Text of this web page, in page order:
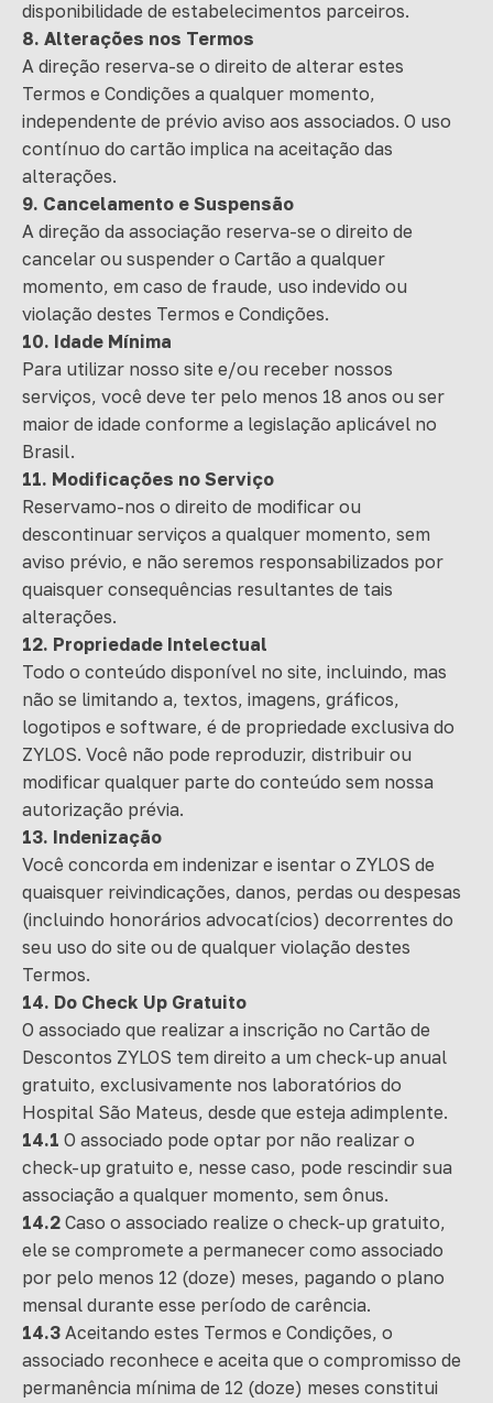
disponibilidade de estabelecimentos parceiros.
8. Alterações nos Termos
A direção reserva-se o direito de alterar estes
Termos e Condições a qualquer momento,
independente de prévio aviso aos associados. O uso
contínuo do cartão implica na aceitação das
alterações.
9. Cancelamento e Suspensão
A direção da associação reserva-se o direito de
cancelar ou suspender o Cartão a qualquer
momento, em caso de fraude, uso indevido ou
violação destes Termos e Condições.
10. Idade Mínima
Para utilizar nosso site e/ou receber nossos
serviços, você deve ter pelo menos 18 anos ou ser
maior de idade conforme a legislação aplicável no
Brasil.
11. Modificações no Serviço
Reservamo-nos o direito de modificar ou
descontinuar serviços a qualquer momento, sem
aviso prévio, e não seremos responsabilizados por
quaisquer consequências resultantes de tais
alterações.
12. Propriedade Intelectual
Todo o conteúdo disponível no site, incluindo, mas
não se limitando a, textos, imagens, gráficos,
logotipos e software, é de propriedade exclusiva do
ZYLOS. Você não pode reproduzir, distribuir ou
modificar qualquer parte do conteúdo sem nossa
autorização prévia.
13. Indenização
Você concorda em indenizar e isentar o ZYLOS de
quaisquer reivindicações, danos, perdas ou despesas
(incluindo honorários advocatícios) decorrentes do
seu uso do site ou de qualquer violação destes
Termos.
14. Do Check Up Gratuito
O associado que realizar a inscrição no Cartão de
Descontos ZYLOS tem direito a um check-up anual
gratuito, exclusivamente nos laboratórios do
Hospital São Mateus, desde que esteja adimplente.
14.1 O associado pode optar por não realizar o
check-up gratuito e, nesse caso, pode rescindir sua
associação a qualquer momento, sem ônus.
14.2 Caso o associado realize o check-up gratuito,
ele se compromete a permanecer como associado
por pelo menos 12 (doze) meses, pagando o plano
mensal durante esse período de carência.
14.3 Aceitando estes Termos e Condições, o
associado reconhece e aceita que o compromisso de
permanência mínima de 12 (doze) meses constitui